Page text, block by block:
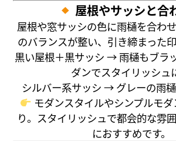
屋根やサッシと合
屋根や窓サッシの色に雨樋を合わ
のバランスが整い、引き締まった印
黒い屋根＋黒サッシ → 雨樋もブラ
ダンでスタイリッシュ
シルバー系サッシ → グレーの雨
モダンスタイルやシンプルモ
り。スタイリッシュで都会的な雰
におすすめです。